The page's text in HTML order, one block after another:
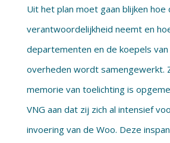
Uit het plan moet gaan blijken hoe
verantwoordelijkheid neemt en
departementen en de koepels
overheden wordt samengewerkt.
memorie van toelichting is
VNG aan dat zij zich al intensief
invoering van de Woo. Deze